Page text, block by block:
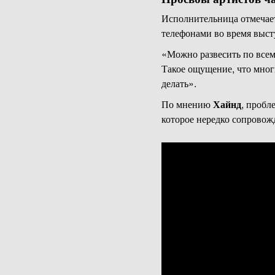
Исполнительница
телефонами во время
«Можно развесить по
Такое ощущение, что
делать».
По мнениюХайнд,
которое нередко